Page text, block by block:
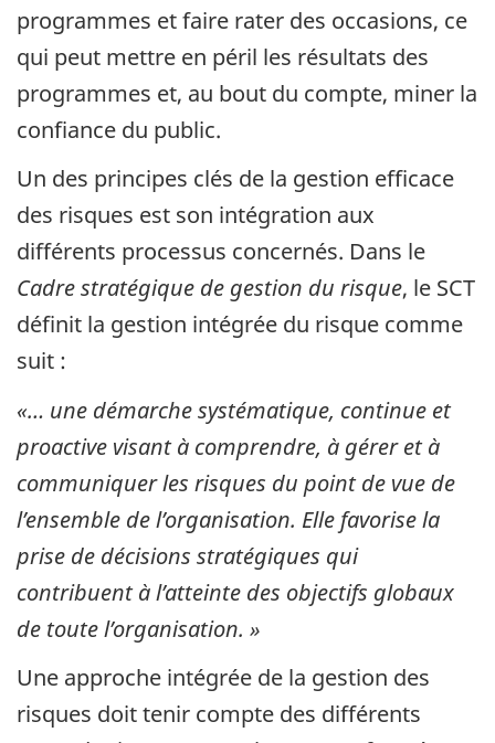
programmes et faire rater des occasions, ce
qui peut mettre en péril les résultats des
programmes et, au bout du compte, miner la
confiance du public.
Un des principes clés de la gestion efficace
des risques est son intégration aux
différents processus concernés. Dans le
Cadre stratégique de gestion du risque, le SCT
définit la gestion intégrée du risque comme
suit :
«… une démarche systématique, continue et
proactive visant à comprendre, à gérer et à
communiquer les risques du point de vue de
l’ensemble de l’organisation. Elle favorise la
prise de décisions stratégiques qui
contribuent à l’atteinte des objectifs globaux
de toute l’organisation. »
Une approche intégrée de la gestion des
risques doit tenir compte des différents